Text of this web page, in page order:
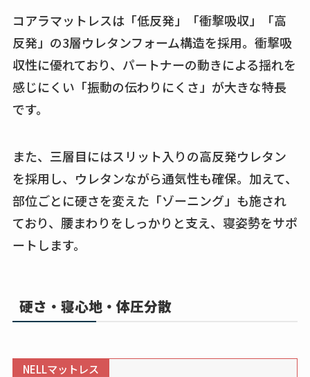
コアラマットレスは「低反発」「衝撃吸収」「高
反発」の3層ウレタンフォーム構造を採用。衝撃吸
収性に優れており、パートナーの動きによる揺れを
感じにくい「振動の伝わりにくさ」が大きな特長
です。
また、三層目にはスリット入りの高反発ウレタン
を採用し、ウレタンながら通気性も確保。加えて、
部位ごとに硬さを変えた「ゾーニング」も施され
ており、腰まわりをしっかりと支え、寝姿勢をサポ
ートします。
硬さ・寝心地・体圧分散
NELLマットレス